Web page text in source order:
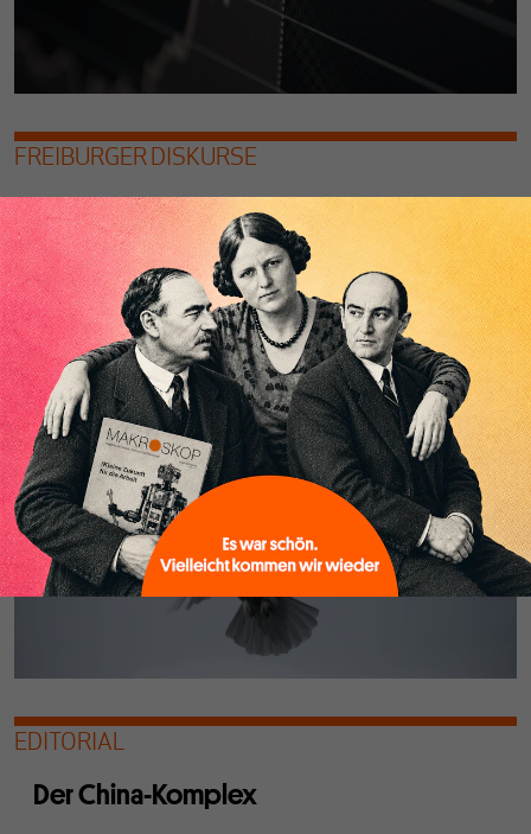
FREIBURGER DISKURSE
Wann kehren die Friedenstauben
zurück?
Vonder Redaktion
Wege aus der Eskalationsspirale im Krieg gegen die
Ukraine.
EDITORIAL
Der China-Komplex